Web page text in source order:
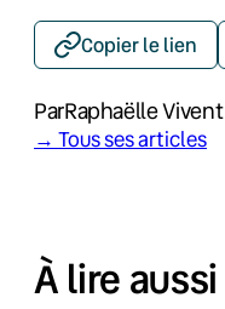
Copier le lien
ParRaphaëlle Vivent
→ Tous ses articles
À lire aussi